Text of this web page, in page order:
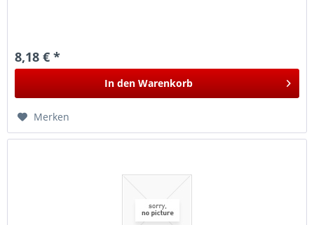
8,18 € *
In den Warenkorb
Merken